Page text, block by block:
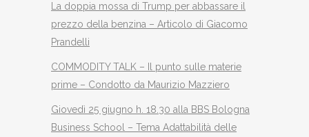
La doppia mossa di Trump per abbassare il
prezzo della benzina – Articolo di Giacomo
Prandelli
COMMODITY TALK – Il punto sulle materie
prime – Condotto da Maurizio Mazziero
Giovedì 25 giugno h. 18.30 alla BBS Bologna
Business School – Tema Adattabilità delle